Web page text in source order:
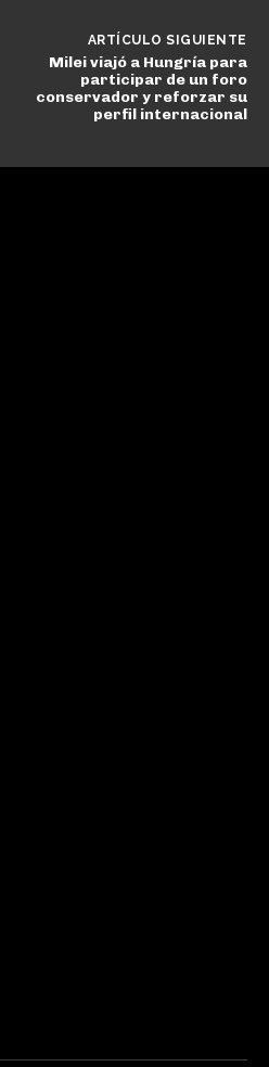
ARTÍCULO SIGUIENTE
Milei viajó a Hungría para
participar de un foro
conservador y reforzar su
perfil internacional